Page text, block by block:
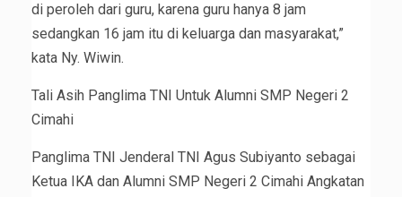
di peroleh dari guru, karena guru hanya 8 jam
sedangkan 16 jam itu di keluarga dan masyarakat,”
kata Ny. Wiwin.
Tali Asih Panglima TNI Untuk Alumni SMP Negeri 2
Cimahi
Panglima TNI Jenderal TNI Agus Subiyanto sebagai
Ketua IKA dan Alumni SMP Negeri 2 Cimahi Angkatan